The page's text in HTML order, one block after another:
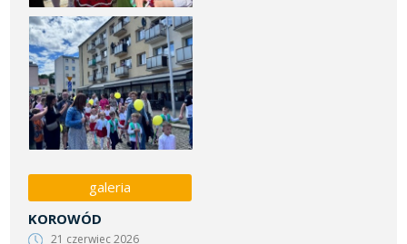
galeria
KOROWÓD
21 czerwiec 2026